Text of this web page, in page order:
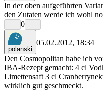
In der oben aufgeführten
den Zutaten werde ich wohl
0
polanski
05.02.2012, 18:34
Den Cosmopolitan habe ich
IBA-Rezept gemacht: 4 cl
Limettensaft 3 cl
wirklich gut geschmeckt.